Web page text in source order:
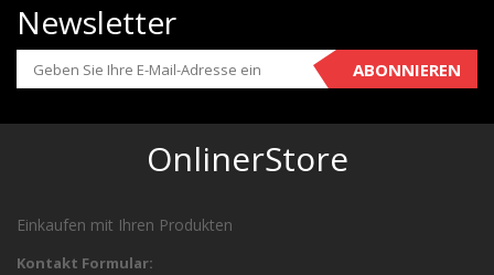
Newsletter
ABONNIEREN
OnlinerStore
Einkaufen mit Ihren Produkten
Kontakt Formular: